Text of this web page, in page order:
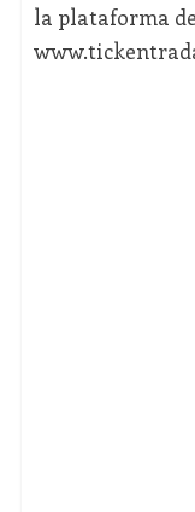
la plataforma